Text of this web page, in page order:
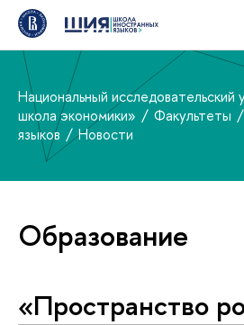
Национальный
школа экономики»
Факультеты
языков
Новости
Образование
«Пространство